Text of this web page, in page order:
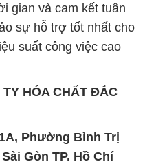
gian và cam kết tuân
sự hỗ trợ tốt nhất cho
suất công việc cao
HÓA CHẤT ĐẮC
Phường Bình Trị
Gòn TP. Hồ Chí